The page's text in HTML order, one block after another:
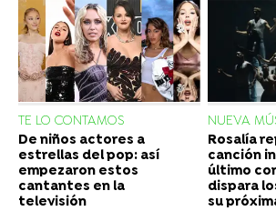
TE LO CONTAMOS
De niños actores a
estrellas del pop: así
empezaron estos
cantantes en la
televisión
NUEVA
Rosalía
canción
último
dispara
su